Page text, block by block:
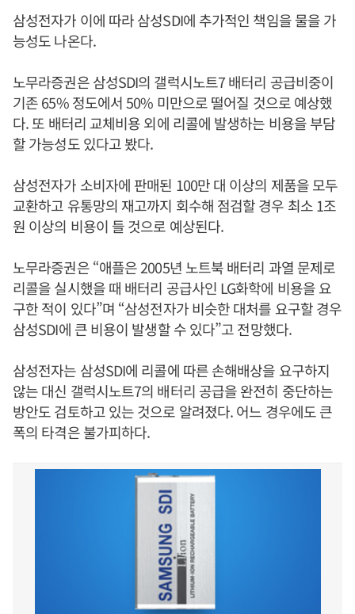
삼성전자가 이에 따라 삼성SDI에 추가적인 책임을 물을 가
능성도 나온다.
노무라증권은 삼성SDI의 갤럭시노트7 배터리 공급비중이
기존 65% 정도에서 50% 미만으로 떨어질 것으로 예상했
다. 또 배터리 교체비용 외에 리콜에 발생하는 비용을 부담
할 가능성도 있다고 봤다.
삼성전자가 소비자에 판매된 100만 대 이상의 제품을 모두
교환하고 유통망의 재고까지 회수해 점검할 경우 최소 1조
원 이상의 비용이 들 것으로 예상된다.
노무라증권은 “애플은 2005년 노트북 배터리 과열 문제로
리콜을 실시했을 때 배터리 공급사인 LG화학에 비용을 요
구한 적이 있다”며 “삼성전자가 비슷한 대처를 요구할 경우
삼성SDI에 큰 비용이 발생할 수 있다”고 전망했다.
삼성전자는 삼성SDI에 리콜에 따른 손해배상을 요구하지
않는 대신 갤럭시노트7의 배터리 공급을 완전히 중단하는
방안도 검토하고 있는 것으로 알려졌다. 어느 경우에도 큰
폭의 타격은 불가피하다.